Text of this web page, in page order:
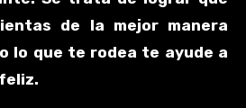
de la mejor manera
lo que te rodea te ayude a